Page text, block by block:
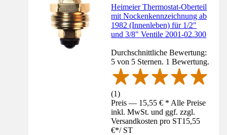
Heimeier Thermostat-Oberteil
mit Nockenkennzeichnung ab
1982 (Innenleben) für 1/2"
und 3/8" Ventile 2001-02.300
Durchschnittliche Bewertung:
5 von 5 Sternen. 1 Bewertung.
(1)
Preis — 15,55 € * Alle Preise
inkl. MwSt. und ggf. zzgl.
Versandkosten pro ST15,55
€*/ ST